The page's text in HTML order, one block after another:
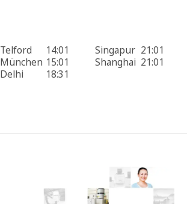
Telford
14:01
München 15:01
Delhi
18:31
Singapur 21:01
Shanghai 21:01